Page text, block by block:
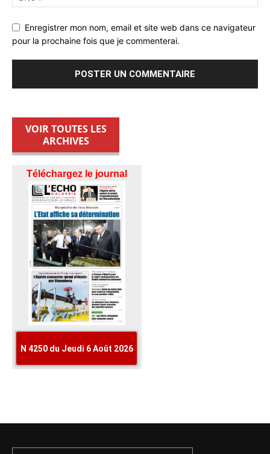
Enregistrer mon nom, email et site web dans ce navigateur
pour la prochaine fois que je commenterai.
VOIR TOUTES LES
ARCHIVES